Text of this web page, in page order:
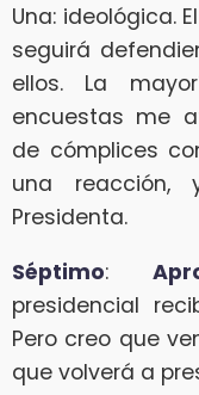
Una: ideológica.
seguirá
ellos. La
encuestas me
de cómplices
una
Presidenta.
Séptimo:
presidencial
Pero creo que
que volverá a